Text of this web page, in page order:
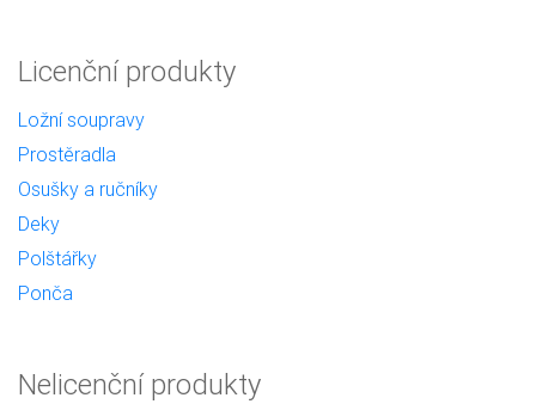
Licenční produkty
Ložní soupravy
Prostěradla
Osušky a ručníky
Deky
Polštářky
Ponča
Nelicenční produkty